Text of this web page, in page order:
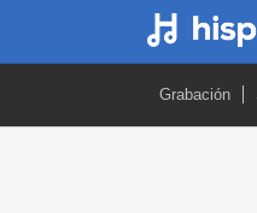
Grabación